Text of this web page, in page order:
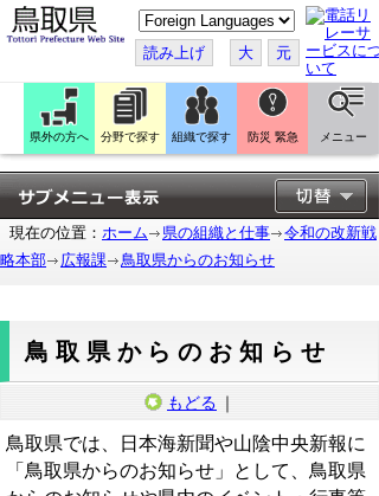
こ
の
ペ
ー
ジ
翻
訳
す
る
読み上げ 大 元
県外の方へ 分野で探す 組織で探す 防災 緊急 メニュー
現在の位置： ホーム 県の組織と仕事
令和の改新戦
略本部
広報課 鳥取県からのお知らせ
鳥取県からのお知らせ
もどる ｜
鳥取県では、日本海新聞や山陰中央新報に
「鳥取県からのお知らせ」として、鳥取県